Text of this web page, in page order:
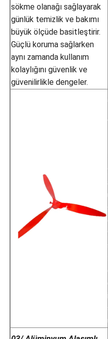
sökme olanağı sağlayarak
günlük temizlik ve bakımı
büyük ölçüde basitleştirir.
Güçlü koruma sağlarken
aynı zamanda kullanım
kolaylığını güvenlik ve
güvenilirlikle dengeler.